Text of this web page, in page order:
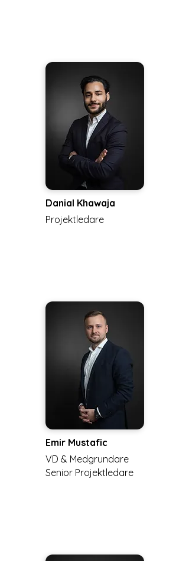
Danial Khawaja
Projektledare
Emir Mustafic
VD & Medgrundare
Senior Projektledare